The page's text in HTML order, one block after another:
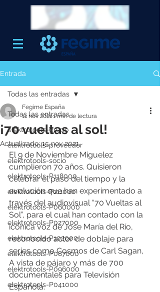
Entrada
Todas las entradas
elektrotools-grupo
elektrotools-proveedor
elektrotools-socio
elektrotools-P118000
elektrotools-P111000
elektrotools-P060000
elektrotools-P027000
elektrotools-P102000
elektrotools-P087000
elektrotools-P096000
elektrotools-P041000
Todas las entradas
¡70 vueltas al sol!
Fegime España
11 nov 20211 min de lectura
Actualizado:15 nov 2021
El 9 de Noviembre Miguelez
cumplieron 70 años. Quisieron
celebrar el paso del tiempo y la
evolución que han experimentado a
través del audiovisual “70 Vueltas al
Sol”, para el cual han contado con la
icónica voz de Jose María del Río,
reconocido actor de doblaje para
series como Cosmos de Carl Sagan,
A vista de pájaro y más de 700
documentales para Televisión
Española.